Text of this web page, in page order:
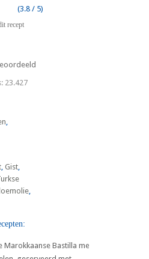
(3.8 / 5)
recept
23.427
,Gist